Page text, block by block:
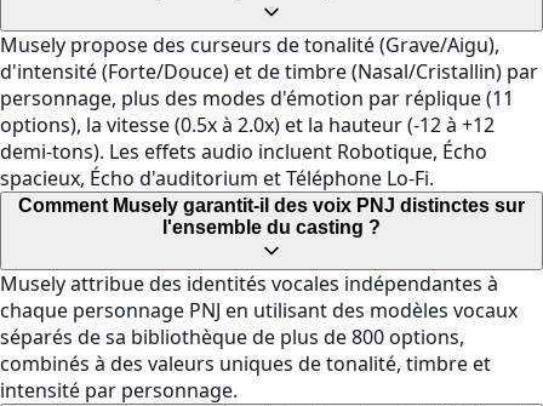
Musely propose des curseurs de tonalité (Grave/Aigu),
d'intensité (Forte/Douce) et de timbre (Nasal/Cristallin) par
personnage, plus des modes d'émotion par réplique (11
options), la vitesse (0.5x à 2.0x) et la hauteur (-12 à +12
demi-tons). Les effets audio incluent Robotique, Écho
spacieux, Écho d'auditorium et Téléphone Lo-Fi.
Comment Musely garantit-il des voix PNJ distinctes sur
l'ensemble du casting ?
Musely attribue des identités vocales indépendantes à
chaque personnage PNJ en utilisant des modèles vocaux
séparés de sa bibliothèque de plus de 800 options,
combinés à des valeurs uniques de tonalité, timbre et
intensité par personnage.